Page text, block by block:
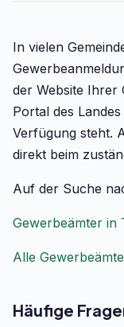
In vielen
der Website Ihrer
Portal des
Verfügung steht.
direkt beim
Auf der Suche
Gewerbeämter in
Alle
Häufige